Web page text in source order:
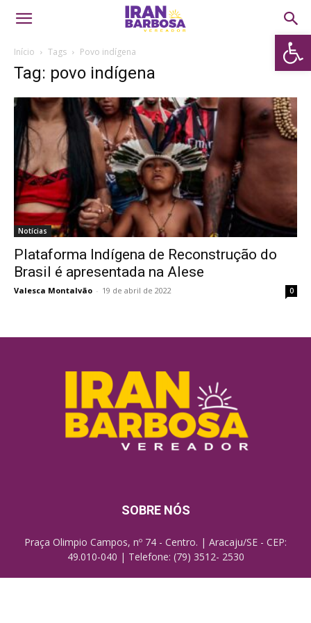
Abrir
Início Tags Povo indígena
Tag: povo indígena
Notícias
Plataforma Indígena de Reconstrução do
Brasil é apresentada na Alese
Valesca Montalvão - 19 de abril de 2022 0
SOBRE NÓS
Praça Olimpio Campos, nº 74 - Centro. | Aracaju/SE - CEP:
49.010-040 | Telefone: (79) 3512- 2530